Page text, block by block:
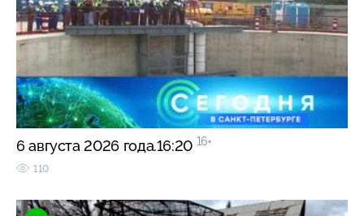
6 августа 2026 года.16:20 16+
110